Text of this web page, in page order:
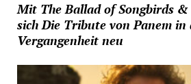
Mit The Ballad of Songbirds
sich Die Tribute von Panem in
Vergangenheit neu